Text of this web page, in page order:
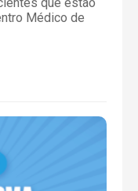
Médico de